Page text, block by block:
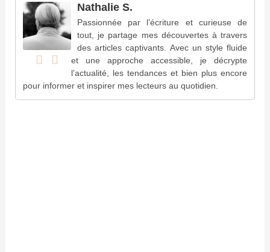
Nathalie S.
Passionnée par l’écriture et curieuse de
tout, je partage mes découvertes à travers
des articles captivants. Avec un style fluide
et une approche accessible, je décrypte
l’actualité, les tendances et bien plus encore
pour informer et inspirer mes lecteurs au quotidien.